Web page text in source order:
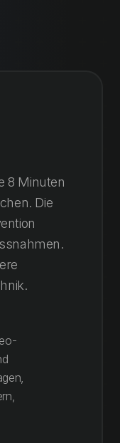
8 Minuten
Die